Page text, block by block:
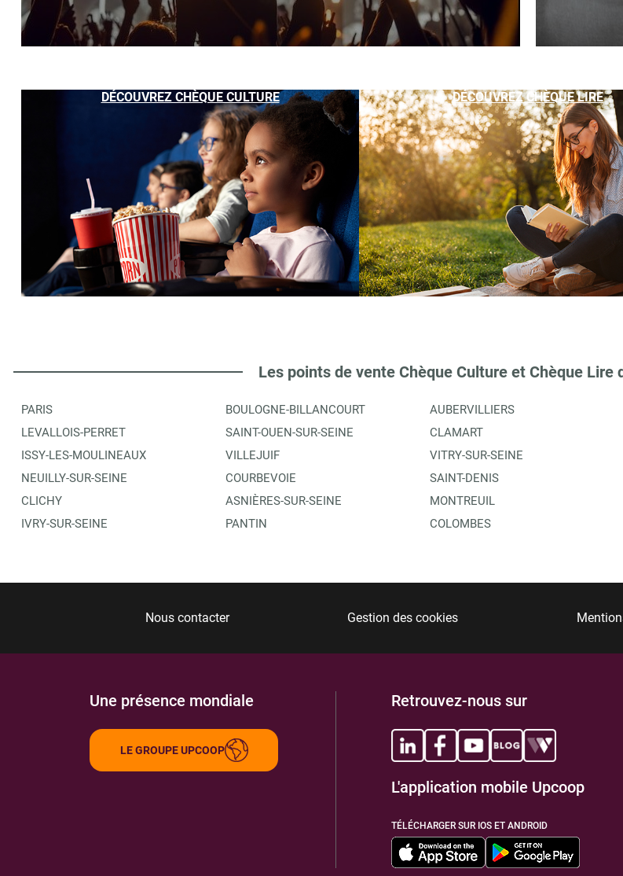
DÉCOUVREZ CHÈQUE CULTURE DÉCOUVREZ CHÈQUE LIRE
Les points de vente Chèque Culture et Chèque Lire
PARIS
LEVALLOIS-PERRET
ISSY-LES-MOULINEAUX
NEUILLY-SUR-SEINE
CLICHY
IVRY-SUR-SEINE
BOULOGNE-BILLANCOURT
SAINT-OUEN-SUR-SEINE
VILLEJUIF
COURBEVOIE
ASNIÈRES-SUR-SEINE
PANTIN
AUBERVILLIERS
CLAMART
VITRY-SUR-SEINE
SAINT-DENIS
MONTREUIL
COLOMBES
Nous contacter Gestion des cookies
Une présence mondiale
LE GROUPE UPCOOP
Retrouvez-nous sur
L'application mobile Upcoop
TÉLÉCHARGER SUR IOS ET ANDROID